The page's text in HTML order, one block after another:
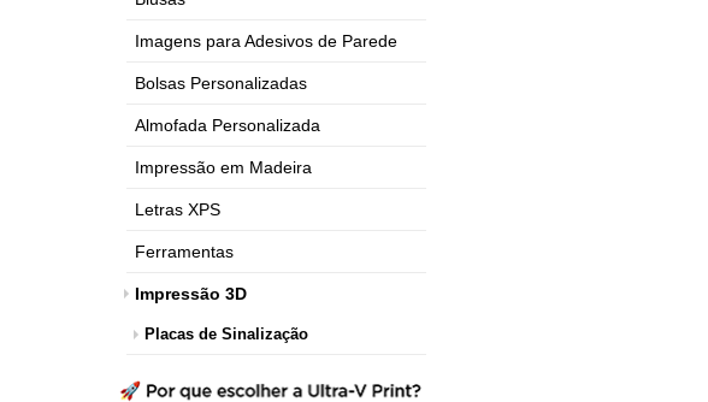
Imagens para Adesivos de Parede
Bolsas Personalizadas
Almofada Personalizada
Impressão em Madeira
Letras XPS
Ferramentas
Impressão 3D
Placas de Sinalização